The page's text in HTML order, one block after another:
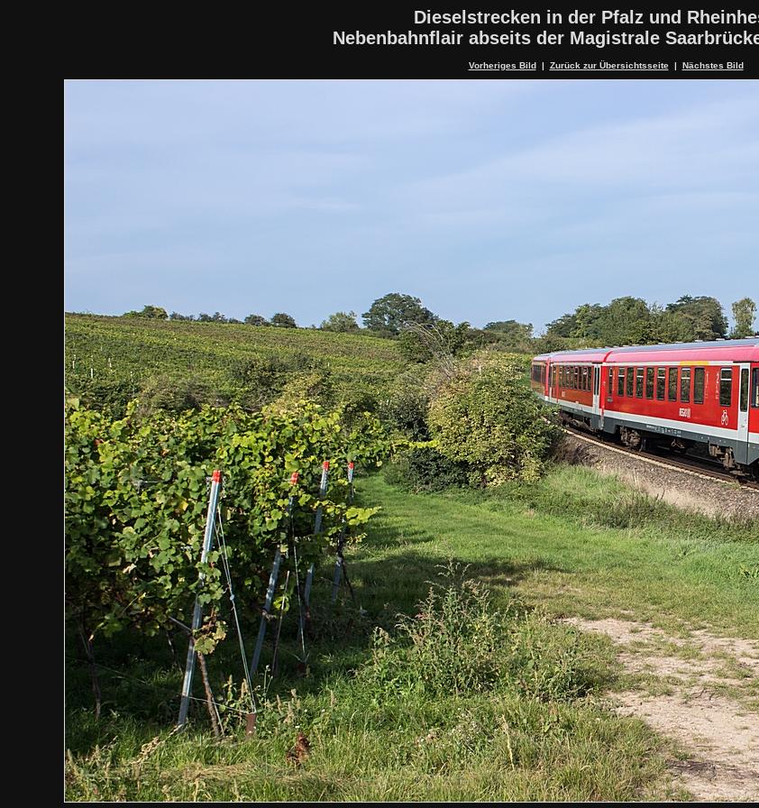
Dieselstrecken in der Pfalz und
Nebenbahnflair abseits der Magistrale
Vorheriges Bild Zurück zur Übersichtsseite| Nächstes Bild